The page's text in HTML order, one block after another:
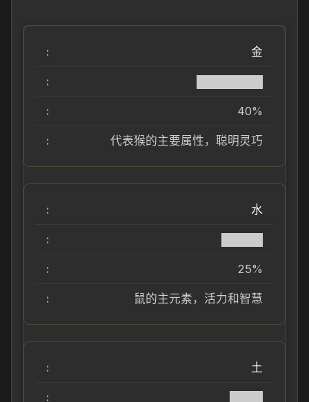
金
40%
代表猴的主要属性，聪明灵巧
水
25%
鼠的主元素，活力和智慧
土